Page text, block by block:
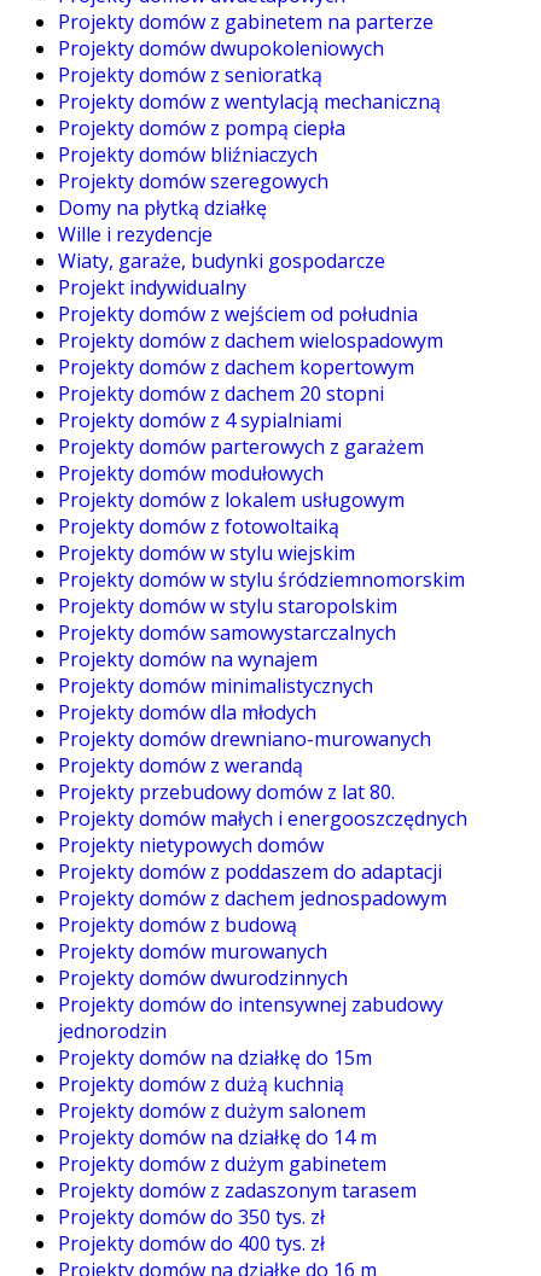
Projekty domów z gabinetem na parterze
Projekty domów dwupokoleniowych
Projekty domów z senioratką
Projekty domów z wentylacją mechaniczną
Projekty domów z pompą ciepła
Projekty domów bliźniaczych
Projekty domów szeregowych
Domy na płytką działkę
Wille i rezydencje
Wiaty, garaże, budynki gospodarcze
Projekt indywidualny
Projekty domów z wejściem od południa
Projekty domów z dachem wielospadowym
Projekty domów z dachem kopertowym
Projekty domów z dachem 20 stopni
Projekty domów z 4 sypialniami
Projekty domów parterowych z garażem
Projekty domów modułowych
Projekty domów z lokalem usługowym
Projekty domów z fotowoltaiką
Projekty domów w stylu wiejskim
Projekty domów w stylu śródziemnomorskim
Projekty domów w stylu staropolskim
Projekty domów samowystarczalnych
Projekty domów na wynajem
Projekty domów minimalistycznych
Projekty domów dla młodych
Projekty domów drewniano-murowanych
Projekty domów z werandą
Projekty przebudowy domów z lat 80.
Projekty domów małych i energooszczędnych
Projekty nietypowych domów
Projekty domów z poddaszem do adaptacji
Projekty domów z dachem jednospadowym
Projekty domów z budową
Projekty domów murowanych
Projekty domów dwurodzinnych
Projekty domów do intensywnej zabudowy
jednorodzin
Projekty domów na działkę do 15m
Projekty domów z dużą kuchnią
Projekty domów z dużym salonem
Projekty domów na działkę do 14 m
Projekty domów z dużym gabinetem
Projekty domów z zadaszonym tarasem
Projekty domów do 350 tys. zł
Projekty domów do 400 tys. zł
Projekty domów na działkę do 16 m